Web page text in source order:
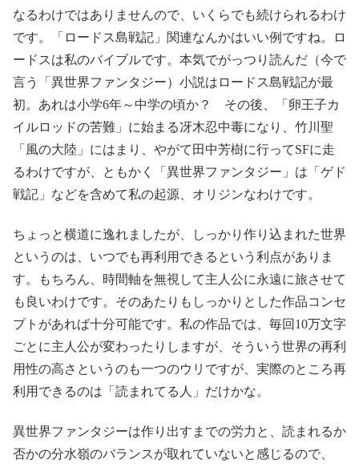
なるわけではありませんので、いくらでも続けられるわけ
です。「ロードス島戦記」関連なんかはいい例ですね。ロ
ードスは私のバイブルです。本気でがっつり読んだ（今で
言う「異世界ファンタジー）小説はロードス島戦記が最
初。あれは小学6年～中学の頃か？ その後、「卵王子カ
イルロッドの苦難」に始まる冴木忍中毒になり、竹川聖
「風の大陸」にはまり、やがて田中芳樹に行ってSFに走
るわけですが、ともかく「異世界ファンタジー」は「ゲド
戦記」などを含めて私の起源、オリジンなわけです。
ちょっと横道に逸れましたが、しっかり作り込まれた世界
というのは、いつでも再利用できるという利点がありま
す。もちろん、時間軸を無視して主人公に永遠に旅させて
も良いわけです。そのあたりもしっかりとした作品コンセ
プトがあれば十分可能です。私の作品では、毎回10万文字
ごとに主人公が変わったりしますが、そういう世界の再利
用性の高さというのも一つのウリですが、実際のところ再
利用できるのは「読まれてる人」だけかな。
異世界ファンタジーは作り出すまでの労力と、読まれるか
否かの分水嶺のバランスが取れていないと感じるので、